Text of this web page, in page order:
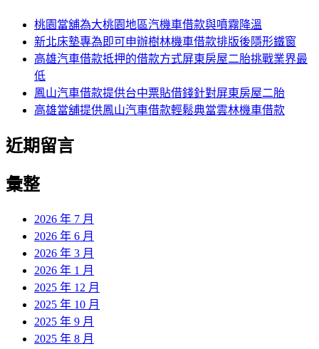
桃園當舖為大桃園地區汽機車借款與噴霧降溫
新北床墊專為即可申辦樹林機車借款排版後隱形鐵窗
高雄汽車借款抵押的借款方式屏東房屋二胎挑戰業界最
低
鳳山汽車借款提供台中票貼借錢針對屏東房屋二胎
高雄當舖提供鳳山汽車借款輕鬆典當雲林機車借款
近期留言
彙整
2026 年 7 月
2026 年 6 月
2026 年 3 月
2026 年 1 月
2025 年 12 月
2025 年 10 月
2025 年 9 月
2025 年 8 月